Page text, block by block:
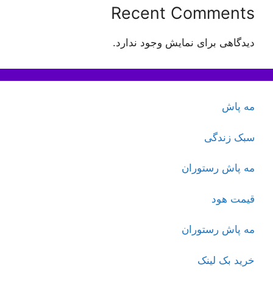
Recent Comments
دیدگاهی برای نمایش وجود ندارد.
مه پاش
سبک زندگی
مه پاش رستوران
قیمت هود
مه پاش رستوران
خرید بک لینک